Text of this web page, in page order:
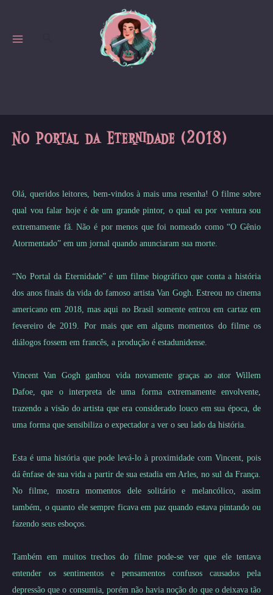
content
No Portal da Eternidade (2018)
Olá, queridos leitores, bem-vindos à mais uma resenha! O filme sobre
qual vou falar hoje é de um grande pintor, o qual eu por ventura sou
extremamente fã. Não é por menos que foi nomeado como “O Gênio
Atormentado” em um jornal quando anunciaram sua morte.
“No Portal da Eternidade” é um filme biográfico que conta a história
dos anos finais da vida do famoso artista Van Gogh. Estreou no cinema
americano em 2018, mas aqui no Brasil somente entrou em cartaz em
fevereiro de 2019. Por mais que em alguns momentos do filme os
diálogos fossem em francês, a produção é estadunidense.
Vincent Van Gogh ganhou vida novamente graças ao ator Willem
Dafoe, que o interpreta de uma forma extremamente envolvente,
trazendo a visão do artista que era considerado louco em sua época, de
uma forma que sensibiliza o expectador a ver o seu lado da história.
Esta é uma história que pode levá-lo à proximidade com Vincent, pois
dá ênfase de sua vida a partir de sua estadia em Arles, no sul da França.
No filme, mostra momentos dele solitário e melancólico, assim
também, o quanto ele sempre ficava em paz quando estava pintando ou
fazendo seus esboços.
Também em muitos trechos do filme pode-se ver que ele tentava
entender os sentimentos e pensamentos confusos causados pela
depressão que o consumia, porém não havia noção do que o deixava tão